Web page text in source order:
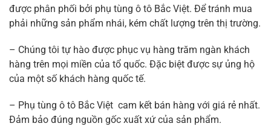
được phân phối bởi phụ tùng ô tô Bắc Việt. Để tránh mua
phải những sản phẩm nhái, kém chất lượng trên thị trường.
– Chúng tôi tự hào được phục vụ hàng trăm ngàn khách
hàng trên mọi miền của tổ quốc. Đặc biệt được sự ủng hộ
của một số khách hàng quốc tế.
– Phụ tùng ô tô Bắc Việt cam kết bán hàng với giá rẻ nhất.
Đảm bảo đúng nguồn gốc xuất xứ của sản phẩm.